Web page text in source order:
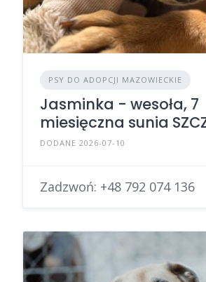
PSY DO ADOPCJI MAZOWIECKIE
Jasminka - wesoła, 7
miesięczna sunia
DODANE 2026-07-10
Zadzwoń: +48 792 074 136